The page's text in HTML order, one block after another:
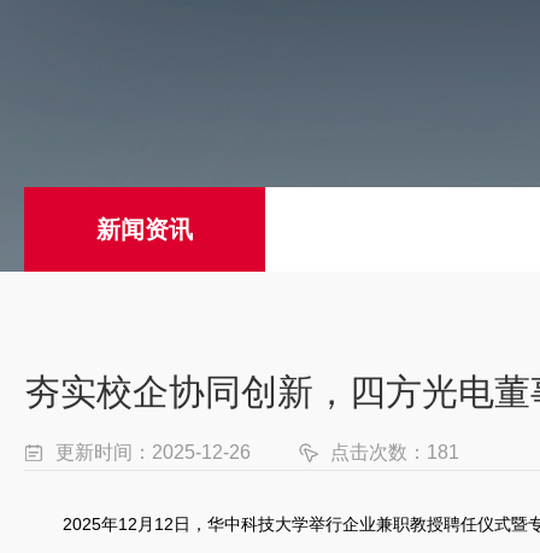
新闻资讯
夯实校企协同创新，四方光电
更新时间：2025-12-26 点击次数：181
2025年12月12日，华中科技大学举行企业兼职教授聘任仪式